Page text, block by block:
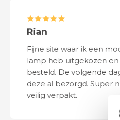
Rian
Fijne site waar ik een
lamp heb uitgekozen en
besteld. De volgende
deze al bezorgd. Super
veilig verpakt.